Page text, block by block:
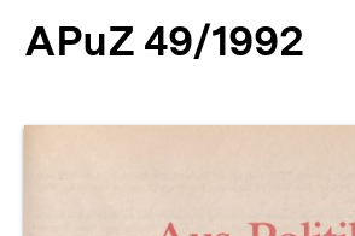
APuZ 49/1992